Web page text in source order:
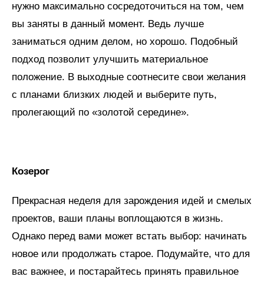
нужно максимально сосредоточиться на том, чем
вы заняты в данный момент. Ведь лучше
заниматься одним делом, но хорошо. Подобный
подход позволит улучшить материальное
положение. В выходные соотнесите свои желания
с планами близких людей и выберите путь,
пролегающий по «золотой середине».
Козерог
Прекрасная неделя для зарождения идей и смелых
проектов, ваши планы воплощаются в жизнь.
Однако перед вами может встать выбор: начинать
новое или продолжать старое. Подумайте, что для
вас важнее, и постарайтесь принять правильное